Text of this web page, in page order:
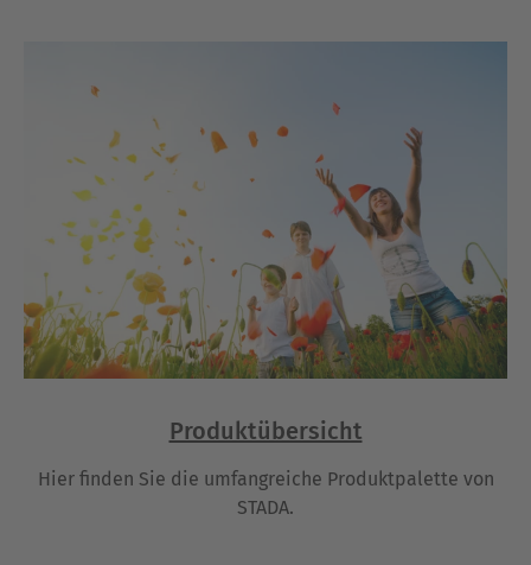
Produktübersicht
Hier finden Sie die umfangreiche Produktpalette von
STADA.